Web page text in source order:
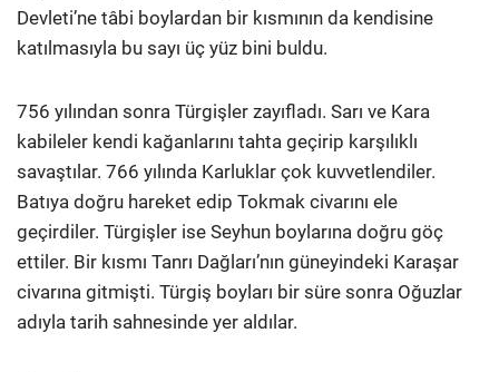
Devleti’ne tâbi boylardan bir kısmının da kendisine
katılmasıyla bu sayı üç yüz bini buldu.
756 yılından sonra Türgişler zayıfladı. Sarı ve Kara
kabileler kendi kağanlarını tahta geçirip karşılıklı
savaştılar. 766 yılında Karluklar çok kuvvetlendiler.
Batıya doğru hareket edip Tokmak civarını ele
geçirdiler. Türgişler ise Seyhun boylarına doğru göç
ettiler. Bir kısmı Tanrı Dağları’nın güneyindeki Karaşar
civarına gitmişti. Türgiş boyları bir süre sonra Oğuzlar
adıyla tarih sahnesinde yer aldılar.